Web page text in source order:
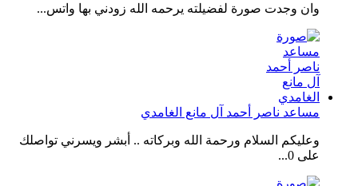
وان وجدت صورة لفضيلته يرحمه الله زودني بها واتس...
مساعد ناصر أحمد آل مانع الغامدي
وعليكم السلام ورحمة الله وبركاته .. أبشر ويسرني تواصلك
على 0...